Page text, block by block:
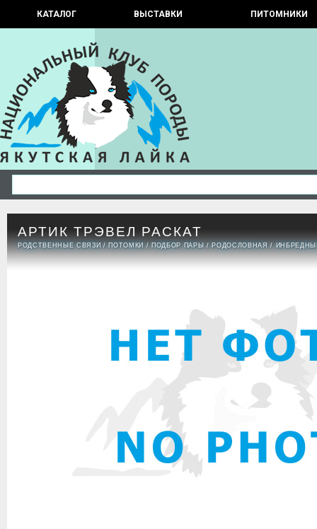
КАТАЛОГ ВЫСТАВКИ ПИТОМНИКИ
АРТИК ТРЭВЕЛ РАСКАТ
РОДСТВЕННЫЕ СВЯЗИ /ПОТОМКИ /ПОДБОР ПАРЫ /РОДОСЛОВНАЯ /